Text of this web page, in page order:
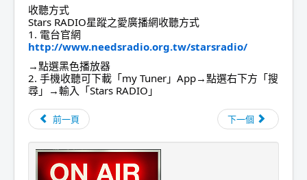
收聽方式
Stars RADIO星蹤之愛廣播網收聽方式
1. 電台官網
http://www.needsradio.org.tw/starsradio/
→點選黑色播放器
2. 手機收聽可下載「my Tuner」App→點選右下方「搜
尋」→輸入「Stars RADIO」
前一頁 下一個